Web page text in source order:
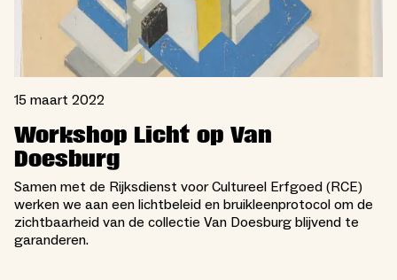
15 maart 2022
Workshop Licht op Van
Doesburg
Samen met de Rijksdienst voor Cultureel Erfgoed (RCE)
werken we aan een lichtbeleid en bruikleenprotocol om de
zichtbaarheid van de collectie Van Doesburg blijvend te
garanderen.